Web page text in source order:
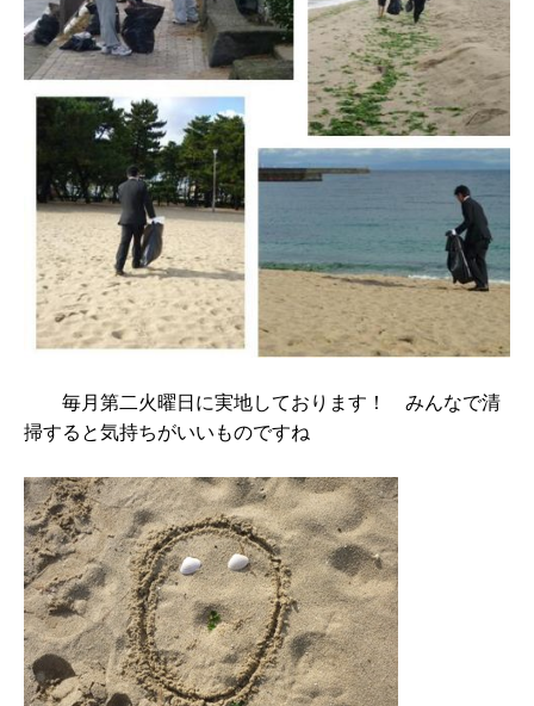
毎月第二火曜日に実地しております！ みんなで清
掃すると気持ちがいいものですね